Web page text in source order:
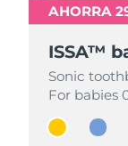
AHORRA
ISSA™
Sonic
For babies
AHORRA
ISSA™
Sonic
For babies
AHORRA
ISSA™
Sonic
For babies